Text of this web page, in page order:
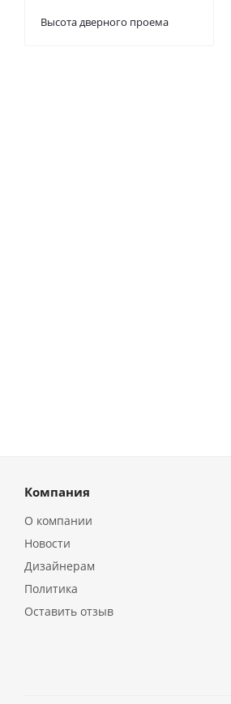
Высота дверного проема
Компания
О компании
Новости
Дизайнерам
Политика
Оставить отзыв